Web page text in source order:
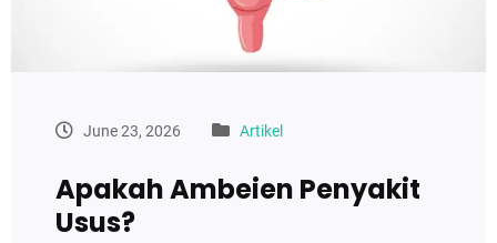
June 23, 2026 Artikel
Apakah Ambeien Penyakit
Usus?